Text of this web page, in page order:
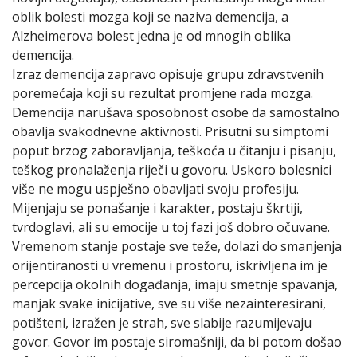
oblik bolesti mozga koji se naziva demencija, a
Alzheimerova bolest jedna je od mnogih oblika
demencija.
Izraz demencija zapravo opisuje grupu zdravstvenih
poremećaja koji su rezultat promjene rada mozga.
Demencija narušava sposobnost osobe da samostalno
obavlja svakodnevne aktivnosti. Prisutni su simptomi
poput brzog zaboravljanja, teškoća u čitanju i pisanju,
teškog pronalaženja riječi u govoru. Uskoro bolesnici
više ne mogu uspješno obavljati svoju profesiju.
Mijenjaju se ponašanje i karakter, postaju škrtiji,
tvrdoglavi, ali su emocije u toj fazi još dobro očuvane.
Vremenom stanje postaje sve teže, dolazi do smanjenja
orijentiranosti u vremenu i prostoru, iskrivljena im je
percepcija okolnih događanja, imaju smetnje spavanja,
manjak svake inicijative, sve su više nezainteresirani,
potišteni, izražen je strah, sve slabije razumijevaju
govor. Govor im postaje siromašniji, da bi potom došao